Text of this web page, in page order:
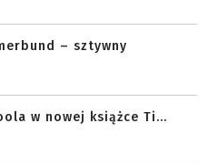
– sztywny
w nowej książce Ti...